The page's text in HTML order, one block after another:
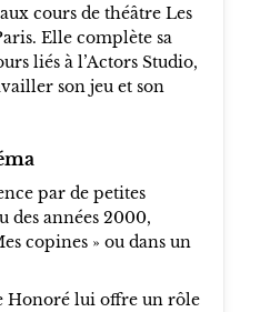
cours de théâtre Les
Elle complète sa
liés à l’Actors Studio,
son jeu et son
par de petites
des années 2000,
copines » ou dans un
Honoré lui offre un rôle